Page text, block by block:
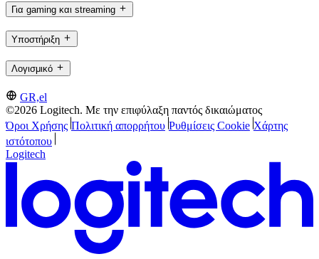
Για gaming και streaming
Υποστήριξη
Λογισμικό
GR,el
©2026 Logitech. Με την επιφύλαξη παντός δικαιώματος
Όροι Χρήσης Πολιτική απορρήτου Ρυθμίσεις Cookie Χάρτης
ιστότοπου
Logitech